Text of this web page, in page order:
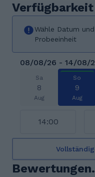
Verfügbarkeit
Wähle Datum
Probeeinheit
08/08/26 - 14/08/
Sa
8
Aug
So
9
Aug
14:00